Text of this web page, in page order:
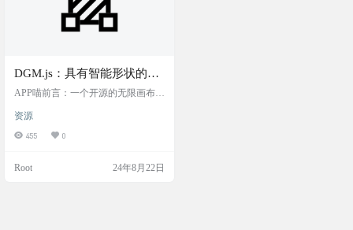
DGM.js：具有智能形状的开
源无限画布，支持智能图
绘风格以及导出为图片和
JSON 功能
APP喵前言：一个开源的无限画布工
页面支持等功能，适用于创建交互
式白板和草图应用。 项目简介 DG
支持等特性，专为设计师和开发者
资源
455 0
Root 24年8月22日